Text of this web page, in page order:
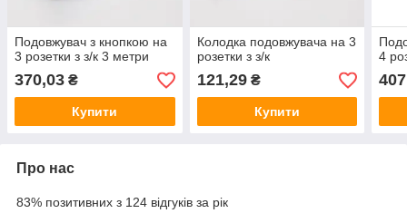
Подовжувач з кнопкою на
3 розетки з з/к 3 метри
370,03 ₴
Купити
Колодка подовжувача на 3
розетки з з/к
121,29₴
Купити
4
Про нас
83% позитивних з 124 відгуків за рік